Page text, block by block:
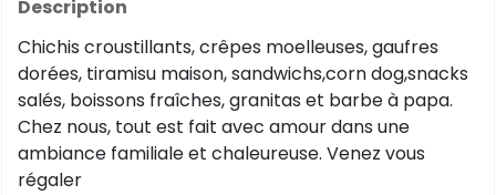
Chichis croustillants, crêpes moelleuses, gaufres
dorées, tiramisu maison, sandwichs,corn dog,snacks
salés, boissons fraîches, granitas et barbe à papa.
Chez nous, tout est fait avec amour dans une
ambiance familiale et chaleureuse. Venez vous
régaler